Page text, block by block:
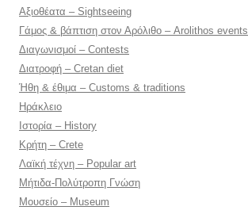
Αξιοθέατα – Sightseeing
Γάμος & βάπτιση στον Αρόλιθο – Arolithos events
Διαγωνισμοί – Contests
Διατροφή – Cretan diet
Ήθη & έθιμα – Customs & traditions
Ηράκλειο
Ιστορία – History
Κρήτη – Crete
Λαϊκή τέχνη – Popular art
Μήτιδα-Πολύτροπη Γνώση
Μουσείο – Museum